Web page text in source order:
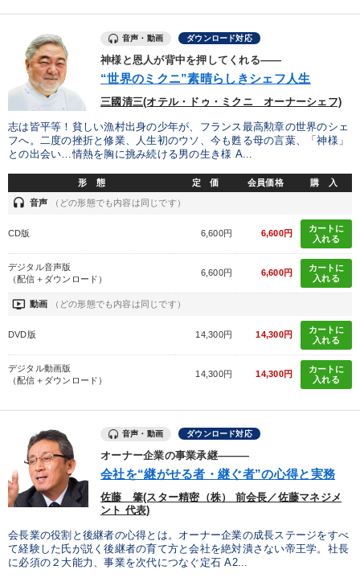
音声・動画 ダウンロード対応
神様と恩人が背中を押してくれる――
“世界のミクニ”素晴らしきシェフ人生
三國清三(オテル・ドゥ・ミクニ オーナーシェフ)
志は皆平等！貧しい漁村出身の少年が、フランス最高勲章の世界のシェ
フへ。二度の挫折と修業、人生初のウソ、今も甦る母の言葉、「神様」
との出会い…情熱を胸に挑み続ける男の生き様 A...
形 態 定 価 会員価格 購 入
headset 音声 （どの形態でも内容は同じです）
CD版 6,600円 6,600円
カートに
入れる
デジタル音声版
（配信＋ダウンロード）
6,600円 6,600円
カートに
入れる
ondemand_video 動画 （どの形態でも内容は同じです）
DVD版 14,300円 14,300円
カートに
入れる
デジタル動画版
（配信＋ダウンロード）
14,300円 14,300円
カートに
入れる
音声・動画 ダウンロード対応
オーナー企業の事業承継―――
会社を“継がせる者・継ぐ者”の心得と実務
佐藤 肇(スター精密（株） 前会長／佐藤マネジメ
ント 代表)
会長業の役割と後継者の心得とは。オーナー企業の成長ステージをすべ
て経験した氏が説く後継者の育て方と会社を絶対潰さない帝王学。社長
に必須の２大能力、事業を次代につなぐ定石 A2...